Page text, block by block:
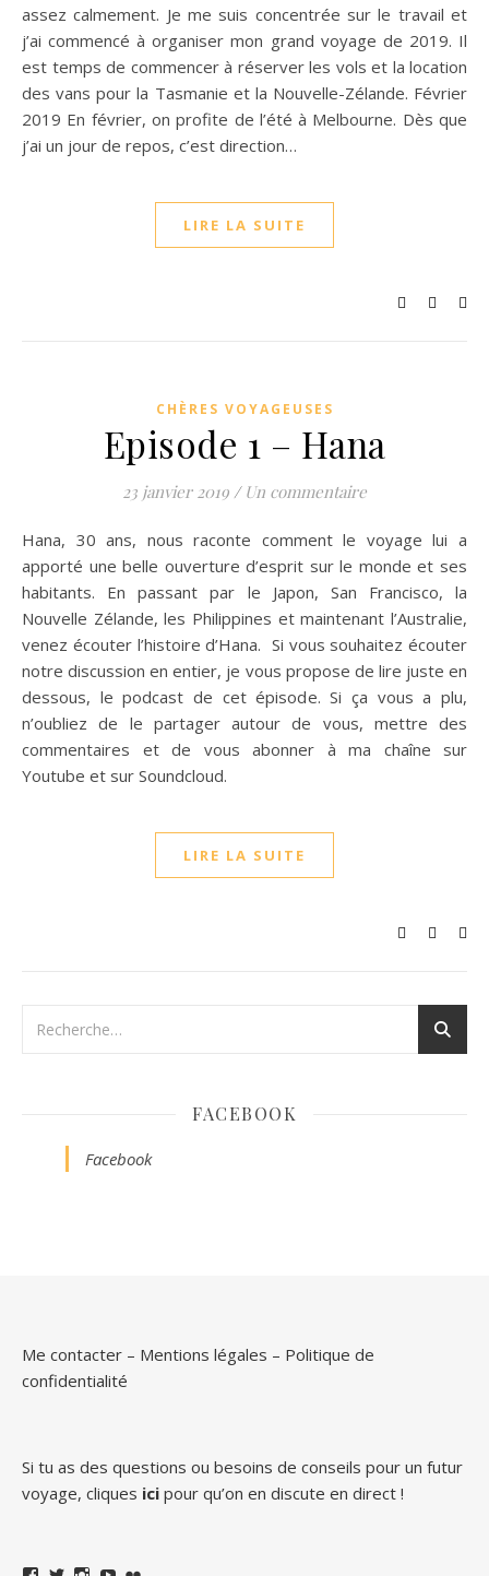
assez calmement. Je me suis concentrée sur le travail et
j’ai commencé à organiser mon grand voyage de 2019. Il
est temps de commencer à réserver les vols et la location
des vans pour la Tasmanie et la Nouvelle-Zélande. Février
2019 En février, on profite de l’été à Melbourne. Dès que
j’ai un jour de repos, c’est direction…
LIRE LA SUITE
CHÈRES VOYAGEUSES
Episode 1 – Hana
23 janvier 2019 / Un commentaire
Hana, 30 ans, nous raconte comment le voyage lui a
apporté une belle ouverture d’esprit sur le monde et ses
habitants. En passant par le Japon, San Francisco, la
Nouvelle Zélande, les Philippines et maintenant l’Australie,
venez écouter l’histoire d’Hana. Si vous souhaitez écouter
notre discussion en entier, je vous propose de lire juste en
dessous, le podcast de cet épisode. Si ça vous a plu,
n’oubliez de le partager autour de vous, mettre des
commentaires et de vous abonner à ma chaîne sur
Youtube et sur Soundcloud.
LIRE LA SUITE
FACEBOOK
Facebook
Me contacter – Mentions légales – Politique de
confidentialité
Si tu as des questions ou besoins de conseils pour un futur
voyage, cliques ici pour qu’on en discute en direct !